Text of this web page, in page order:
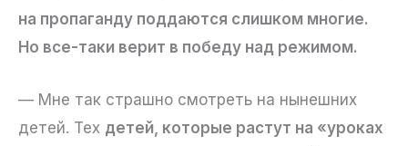
на пропаганду поддаются слишком многие.
Но все-таки верит в победу над режимом.
— Мне так страшно смотреть на нынешних
детей. Тех детей, которые растут на «уроках